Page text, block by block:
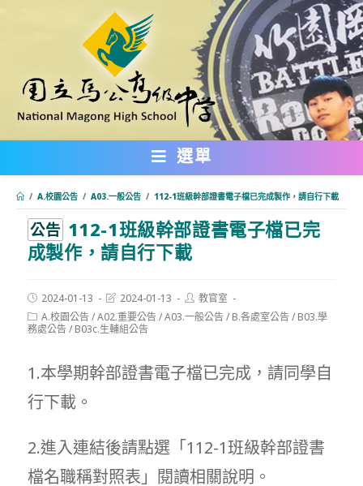
內
選單
/ A.校園公告 / A03.一般公告 / 112-1班級幹部證書電子檔已完成製作，請自行下載
公告 112-1班級幹部證書電子檔已完
成製作，請自行下載
Post
published:
2024-01-13
Post
last
modified:
2024-01-13
Post
author:
教官室
Post
category:
A.校園公告/A02.重要公告/A03.一般公告/ B.各處室公告/ B03.學
務處公告/ B03c.生輔組公告
1.本學期幹部證書電子檔已完成，請同學自
行下載。
2.進入連結後請點選「112-1班級幹部證書
檔名職稱對照表」閱讀相關說明。